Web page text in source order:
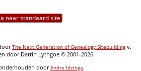
naar standaard site
The Next Generation of Genealogy Sitebuildingv.
door Darrin Lythgoe © 2001-2026.
doorAndre Idzinga.